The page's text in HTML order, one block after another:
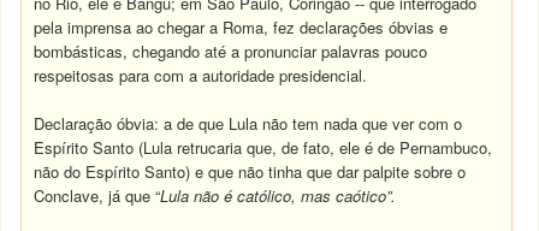
pela imprensa ao chegar a Roma, fez declarações óbvias e
bombásticas, chegando até a pronunciar palavras pouco
respeitosas para com a autoridade presidencial.
Declaração óbvia: a de que Lula não tem nada que ver com o
Espírito Santo (Lula retrucaria que, de fato, ele é de Pernambuco,
não do Espírito Santo) e que não tinha que dar palpite sobre o
Conclave, já que “Lula não é católico, mas caótico”.